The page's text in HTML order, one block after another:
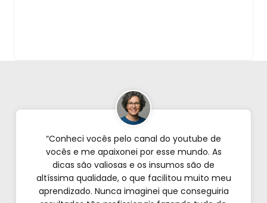
“Conheci vocês pelo canal do youtube de
vocês e me apaixonei por esse mundo. As
dicas são valiosas e os insumos são de
altíssima qualidade, o que facilitou muito meu
aprendizado. Nunca imaginei que conseguiria